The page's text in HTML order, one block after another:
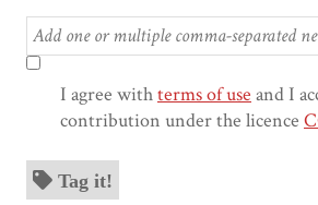
I agree withterms of use and I
contribution under the licence
Tag it!